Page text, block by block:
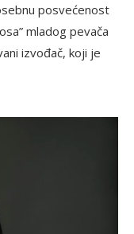
posvećenost
mladog pevača
izvođač, koji je